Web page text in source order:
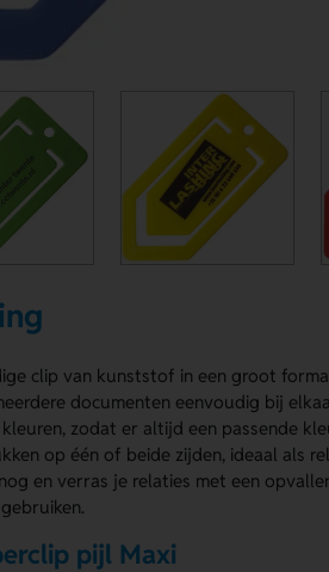
clip van kunststof in een groot
documenten eenvoudig bij
zodat er altijd een passende
op één of beide zijden, ideaal als
en verras je relaties met een
pijl Maxi